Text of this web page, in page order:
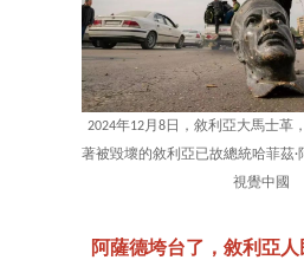
2024年12月8日，敘利亞大馬士革
著被毀壞的敘利亞已故總統哈菲茲·
視覺中國
阿薩德垮台了，敘利亞